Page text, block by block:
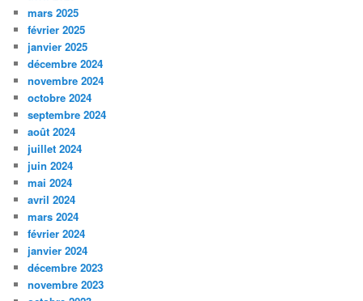
mars 2025
février 2025
janvier 2025
décembre 2024
novembre 2024
octobre 2024
septembre 2024
août 2024
juillet 2024
juin 2024
mai 2024
avril 2024
mars 2024
février 2024
janvier 2024
décembre 2023
novembre 2023